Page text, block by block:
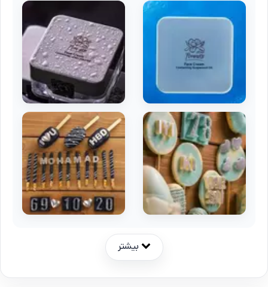
بیشتر